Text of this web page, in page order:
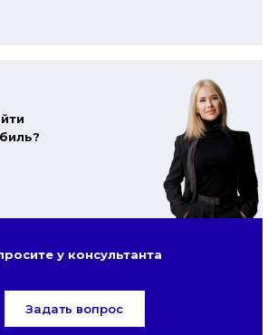
у консультанта
Задать вопрос